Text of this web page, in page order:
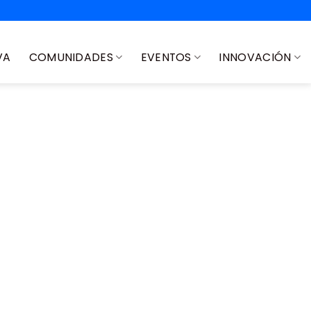
COMUNIDADES EVENTOS INNOVACIÓN